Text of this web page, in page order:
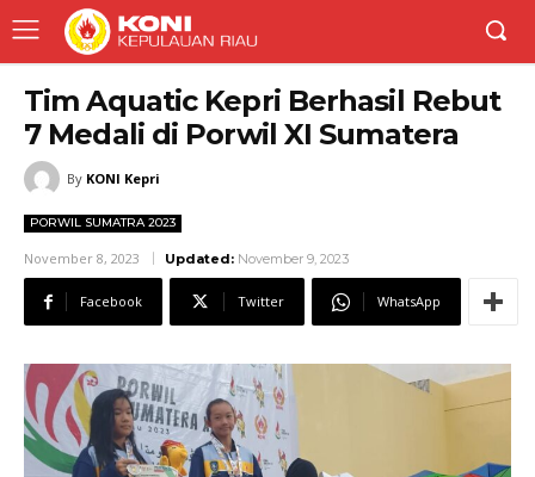
Tim Aquatic Kepri Berhasil Rebut
7 Medali di Porwil XI Sumatera
By KONI Kepri
PORWIL SUMATRA 2023
November 8, 2023 Updated: November 9, 2023
Facebook Twitter WhatsApp